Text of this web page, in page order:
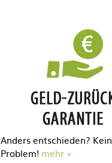
Anders entschieden? Kein
Problem! mehr